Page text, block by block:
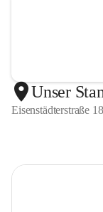
Unser
Eisenstädterstraße